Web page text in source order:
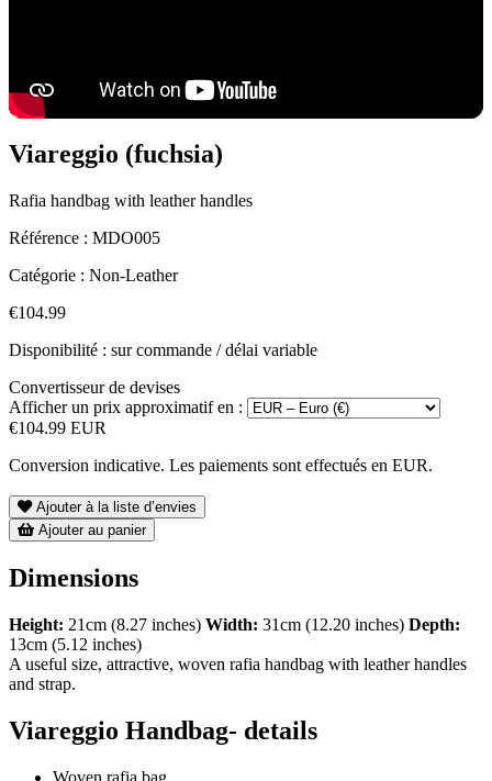
Viareggio (fuchsia)
Rafia handbag with leather handles
Référence : MDO005
Catégorie : Non-Leather
€104.99
Disponibilité : sur commande / délai variable
Convertisseur de devises
Afficher un prix approximatif en :
€104.99 EUR
Conversion indicative. Les paiements sont effectués en EUR.
Ajouter à la liste d’envies
Ajouter au panier
Dimensions
Height: 21cm (8.27 inches) Width: 31cm (12.20 inches) Depth:
13cm (5.12 inches)
A useful size, attractive, woven rafia handbag with leather handles
and strap.
Viareggio Handbag- details
Woven rafia bag